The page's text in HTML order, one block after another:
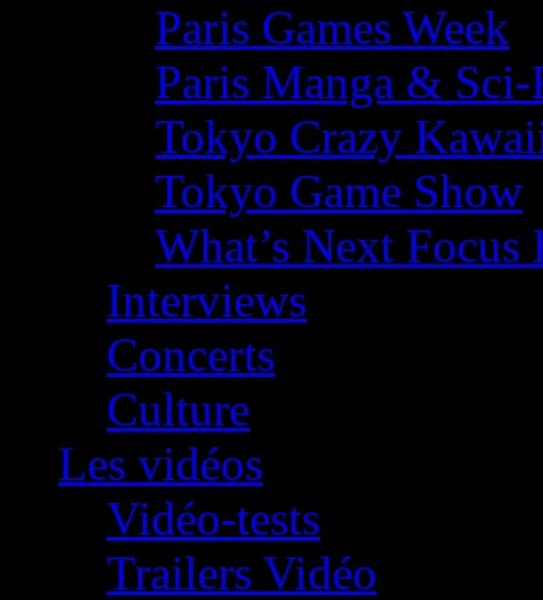
Paris Games Week
Paris Manga &
Tokyo Crazy
Tokyo Game Show
What’s Next
Interviews
Concerts
Culture
Les vidéos
Vidéo-tests
Trailers Vidéo